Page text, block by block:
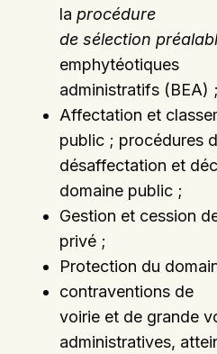
laprocédure
de sélection
emphytéotiques
administratifs (BEA) ;
Affectation et
public ; procédures
désaffectation et
domaine public ;
Gestion et cession
privé ;
Protection du
contraventions de
voirie et de grande
administratives,